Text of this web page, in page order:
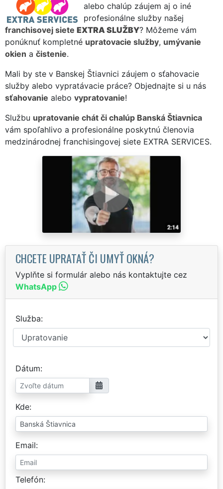
alebo chalúp záujem aj o iné
profesionálne služby našej
franchisovej siete EXTRA SLUŽBY? Môžeme vám
ponúknuť kompletné upratovacie služby, umývanie
okien a čistenie.
Mali by ste v Banskej Štiavnici záujem o sťahovacie
služby alebo vypratávacie práce? Objednajte si u nás
sťahovanie alebo vypratovanie!
Službu upratovanie chát či chalúp Banská Štiavnica
vám spoľahlivo a profesionálne poskytnú členovia
medzinárodnej franchisingovej siete EXTRA SERVICES.
CHCETE UPRATAŤ ČI UMYŤ OKNÁ?
Vyplňte si formulár alebo nás kontaktujte cez
WhatsApp
Služba
Dátum
Kde
Email
Telefón